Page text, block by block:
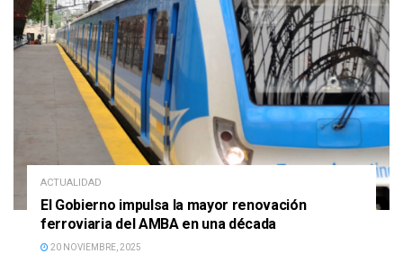
ACTUALIDAD
El Gobierno impulsa la mayor renovación
ferroviaria del AMBA en una década
20 NOVIEMBRE, 2025